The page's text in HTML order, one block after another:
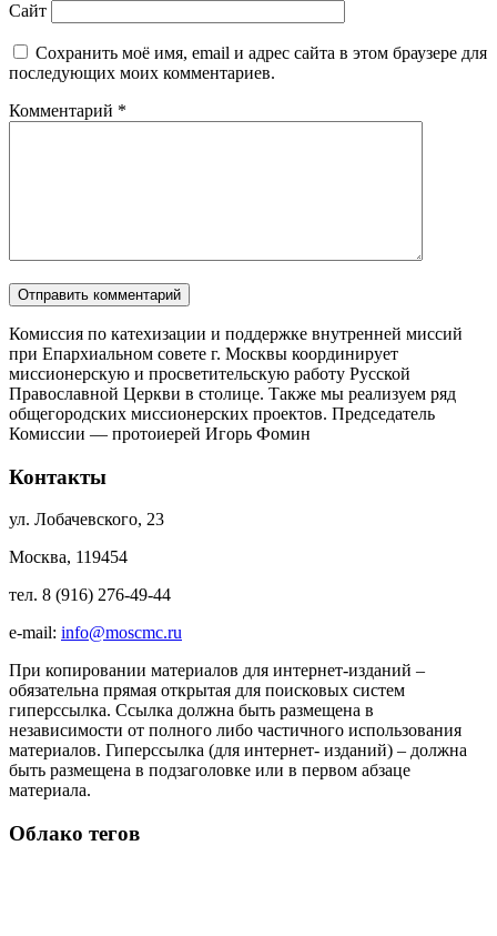
Сайт
Сохранить моё имя, email и адрес сайта в этом браузере для
последующих моих комментариев.
Комментарий *
Комиссия по катехизации и поддержке внутренней миссий
при Епархиальном совете г. Москвы координирует
миссионерскую и просветительскую работу Русской
Православной Церкви в столице. Также мы реализуем ряд
общегородских миссионерских проектов. Председатель
Комиссии — протоиерей Игорь Фомин
Контакты
ул. Лобачевского, 23
Москва, 119454
тел. 8 (916) 276-49-44
e-mail: info@moscmc.ru
При копировании материалов для интернет-изданий –
обязательна прямая открытая для поисковых систем
гиперссылка. Ссылка должна быть размещена в
независимости от полного либо частичного использования
материалов. Гиперссылка (для интернет- изданий) – должна
быть размещена в подзаголовке или в первом абзаце
материала.
Облако тегов